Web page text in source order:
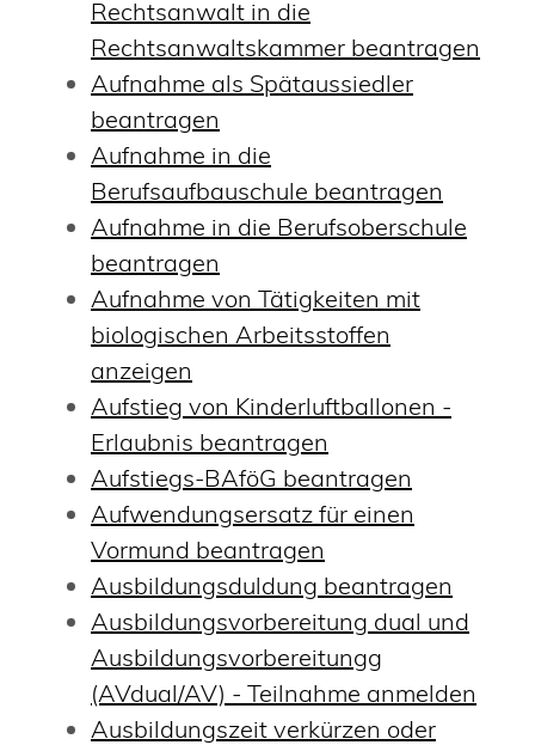
Rechtsanwalt in die
Rechtsanwaltskammer beantragen
Aufnahme als Spätaussiedler
beantragen
Aufnahme in die
Berufsaufbauschule beantragen
Aufnahme in die Berufsoberschule
beantragen
Aufnahme von Tätigkeiten mit
biologischen Arbeitsstoffen
anzeigen
Aufstieg von Kinderluftballonen -
Erlaubnis beantragen
Aufstiegs-BAföG beantragen
Aufwendungsersatz für einen
Vormund beantragen
Ausbildungsduldung beantragen
Ausbildungsvorbereitung dual und
Ausbildungsvorbereitungg
(AVdual/AV) - Teilnahme anmelden
Ausbildungszeit verkürzen oder